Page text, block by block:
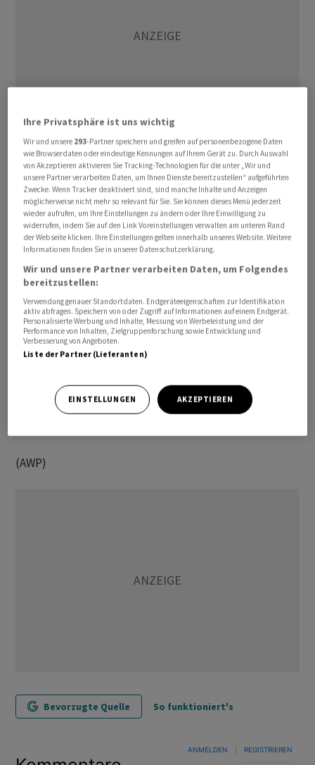
Hintergrund der Äusserungen von Kallas ist die aktuelle
Debatte darüber, ob sich die EU angesichts der bislang
ausgebliebenen Erfolge der Friedensinitiative von US-
Präsident Donald Trump stärker in diplomatische
Bemühungen um ein Ende des Ukraine-Krieges
einschalten sollte. Dabei wird von EU-Staaten wie
Österreich auch die Ernennung eines EU-
Chefverhandlers gefordert.
Kallas lehnt letzteres allerdings wie auch Deutschland
derzeit ab und will erst einmal Strategiefragen klären.
Die frühere estnische Ministerpräsidentin betonte
auch die Bemühungen der USA ergänzen. «Wir treten
nicht an die Stelle der Vereinigten Staaten», betonte
(AWP)
Bevorzugte Quelle So funktioniert's
ANMELDEN REGISTRIEREN
Ihre Privatsphäre ist uns wichtig
Wir und unsere 293-Partner speichern und greifen auf personenbezogene Daten
wie Browserdaten oder eindeutige Kennungen auf Ihrem Gerät zu. Durch Auswahl
von Akzeptieren aktivieren Sie Tracking-Technologien für die unter „Wir und
unsere Partner verarbeiten Daten, um Ihnen Dienste bereitzustellen“ aufgeführten
Zwecke. Wenn Tracker deaktiviert sind, sind manche Inhalte und Anzeigen
möglicherweise nicht mehr so relevant für Sie. Sie können dieses Menü jederzeit
wieder aufrufen, um Ihre Einstellungen zu ändern oder Ihre Einwilligung zu
widerrufen, indem Sie auf den Link Voreinstellungen verwalten am unteren Rand
der Webseite klicken. Ihre Einstellungen gelten innerhalb unseres Website. Weitere
Informationen finden Sie in unserer Datenschutzerklärung.
Wir und unsere Partner verarbeiten Daten, um Folgendes
bereitzustellen:
Verwendung genauer Standortdaten. Endgeräteeigenschaften zur Identifikation
aktiv abfragen. Speichern von oder Zugriff auf Informationen auf einem Endgerät.
Personalisierte Werbung und Inhalte, Messung von Werbeleistung und der
Performance von Inhalten, Zielgruppenforschung sowie Entwicklung und
Verbesserung von Angeboten.
Liste der Partner (Lieferanten)
EINSTELLUNGEN AKZEPTIEREN